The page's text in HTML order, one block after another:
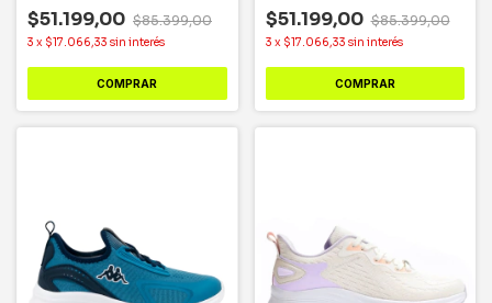
$51.199,00 $85.399,00
3 x $17.066,33 sin interés
COMPRAR
$51.199,00 $85.399,00
3 x $17.066,33 sin interés
COMPRAR